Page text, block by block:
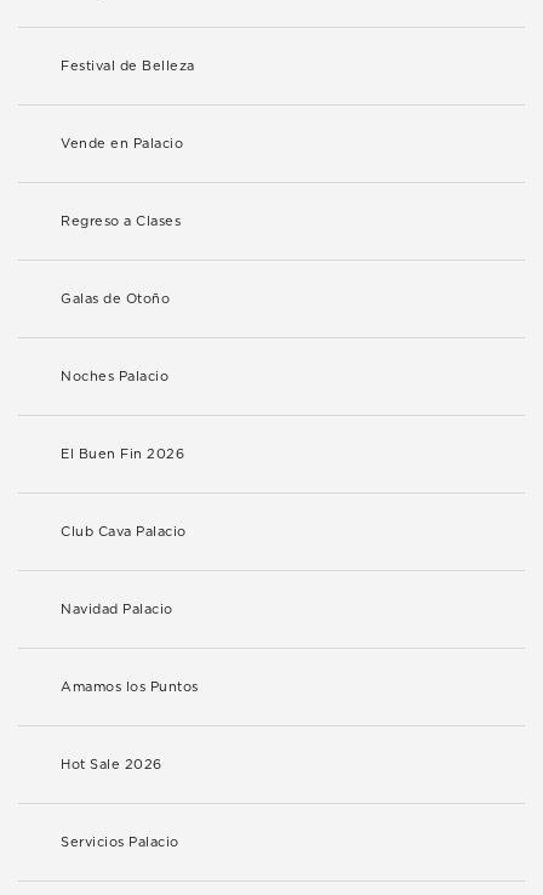
Festival de Belleza
Vende en Palacio
Regreso a Clases
Galas de Otoño
Noches Palacio
El Buen Fin 2026
Club Cava Palacio
Navidad Palacio
Amamos los Puntos
Hot Sale 2026
Servicios Palacio